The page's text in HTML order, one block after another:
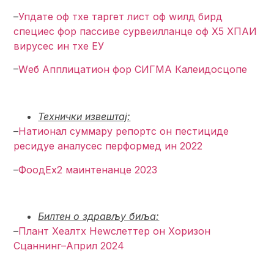
–Упдате оф тхе таргет лист оф wилд бирд
специес фор пассиве сурвеилланце оф Х5 ХПАИ
вирусес ин тхе ЕУ
–Wеб Апплицатион фор СИГМА Калеидосцопе
Технички извештај:
–Натионал суммарy репортс он пестициде
ресидуе аналyсес перформед ин 2022
–ФоодЕx2 маинтенанце 2023
Билтен о здрављу биља:
–Плант Хеалтх Неwслеттер он Хоризон
Сцаннинг–Април 2024